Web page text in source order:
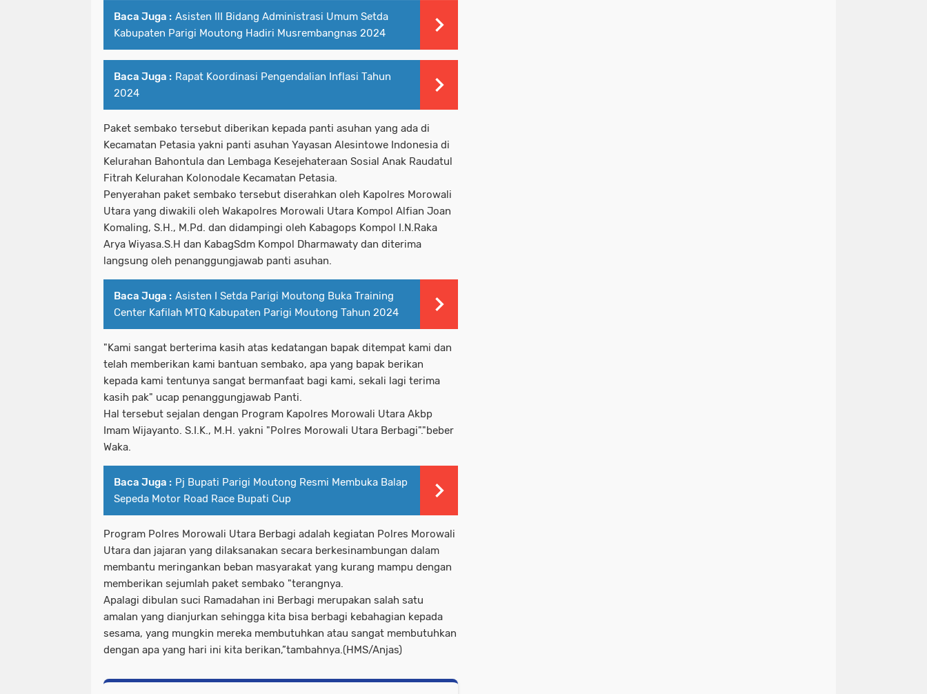
Baca Juga : Asisten III Bidang Administrasi Umum Setda
Kabupaten Parigi Moutong Hadiri Musrembangnas 2024
Baca Juga : Rapat Koordinasi Pengendalian Inflasi Tahun
2024
Paket sembako tersebut diberikan kepada panti asuhan yang ada di
Kecamatan Petasia yakni panti asuhan Yayasan Alesintowe Indonesia di
Kelurahan Bahontula dan Lembaga Kesejehateraan Sosial Anak Raudatul
Fitrah Kelurahan Kolonodale Kecamatan Petasia.
Penyerahan paket sembako tersebut diserahkan oleh Kapolres Morowali
Utara yang diwakili oleh Wakapolres Morowali Utara Kompol Alfian Joan
Komaling, S.H., M.Pd. dan didampingi oleh Kabagops Kompol I.N.Raka
Arya Wiyasa.S.H dan KabagSdm Kompol Dharmawaty dan diterima
langsung oleh penanggungjawab panti asuhan.
Baca Juga : Asisten I Setda Parigi Moutong Buka Training
Center Kafilah MTQ Kabupaten Parigi Moutong Tahun 2024
"Kami sangat berterima kasih atas kedatangan bapak ditempat kami dan
telah memberikan kami bantuan sembako, apa yang bapak berikan
kepada kami tentunya sangat bermanfaat bagi kami, sekali lagi terima
kasih pak" ucap penanggungjawab Panti.
Hal tersebut sejalan dengan Program Kapolres Morowali Utara Akbp
Imam Wijayanto. S.I.K., M.H. yakni "Polres Morowali Utara Berbagi"."beber
Waka.
Baca Juga : Pj Bupati Parigi Moutong Resmi Membuka Balap
Sepeda Motor Road Race Bupati Cup
Program Polres Morowali Utara Berbagi adalah kegiatan Polres Morowali
Utara dan jajaran yang dilaksanakan secara berkesinambungan dalam
membantu meringankan beban masyarakat yang kurang mampu dengan
memberikan sejumlah paket sembako "terangnya.
Apalagi dibulan suci Ramadahan ini Berbagi merupakan salah satu
amalan yang dianjurkan sehingga kita bisa berbagi kebahagian kepada
sesama, yang mungkin mereka membutuhkan atau sangat membutuhkan
dengan apa yang hari ini kita berikan,”tambahnya.(HMS/Anjas)